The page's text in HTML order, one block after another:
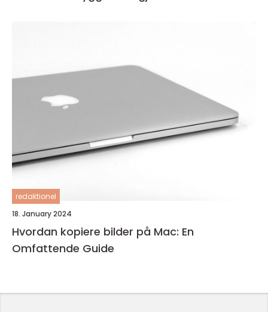
redaktionel
18. January 2024
Hvordan kopiere bilder på Mac: En
Omfattende Guide